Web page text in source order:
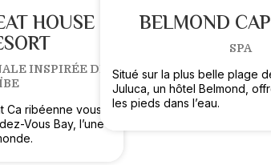
HOUSE
INSPIRÉE DE
Ca ribéenne vous
Vous Bay, l’une
BELMOND
SPA
Situé sur la plus belle plage
Juluca, un hôtel Belmond,
les pieds dans l’eau.